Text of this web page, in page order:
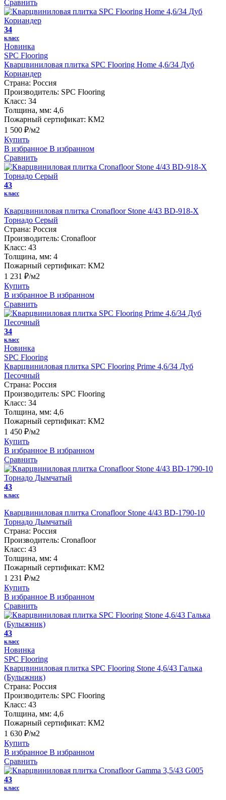
Сравнить
34
класс
Новинка
SPC Flooring
Кварцвиниловая плитка SPC Flooring Home 4,6/34 Дуб
Кориандер
Страна: Россия
Производитель: SPC Flooring
Класс: 34
Толщина, мм: 4,6
Пожарный сертификат: КМ2
1 500 ₽/м2
Купить
В избранное В избранном
Сравнить
43
класс
Кварцвиниловая плитка Cronafloor Stone 4/43 BD-918-X
Торнадо Серый
Страна: Россия
Производитель: Cronafloor
Класс: 43
Толщина, мм: 4
Пожарный сертификат: КМ2
1 231 ₽/м2
Купить
В избранное В избранном
Сравнить
34
класс
Новинка
SPC Flooring
Кварцвиниловая плитка SPC Flooring Prime 4,6/34 Дуб
Песочный
Страна: Россия
Производитель: SPC Flooring
Класс: 34
Толщина, мм: 4,6
Пожарный сертификат: КМ2
1 450 ₽/м2
Купить
В избранное В избранном
Сравнить
43
класс
Кварцвиниловая плитка Cronafloor Stone 4/43 BD-1790-10
Торнадо Дымчатый
Страна: Россия
Производитель: Cronafloor
Класс: 43
Толщина, мм: 4
Пожарный сертификат: КМ2
1 231 ₽/м2
Купить
В избранное В избранном
Сравнить
43
класс
Новинка
SPC Flooring
Кварцвиниловая плитка SPC Flooring Stone 4,6/43 Галька
(Булыжник)
Страна: Россия
Производитель: SPC Flooring
Класс: 43
Толщина, мм: 4,6
Пожарный сертификат: КМ2
1 630 ₽/м2
Купить
В избранное В избранном
Сравнить
43
класс